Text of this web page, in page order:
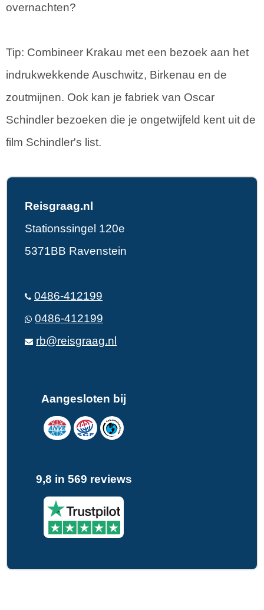
overnachten?
Tip: Combineer Krakau met een bezoek aan het
indrukwekkende Auschwitz, Birkenau en de
zoutmijnen. Ook kan je fabriek van Oscar
Schindler bezoeken die je ongetwijfeld kent uit de
film Schindler's list.
Reisgraag.nl
Stationssingel 120e
5371BB Ravenstein
0486-412199
0486-412199
rb@reisgraag.nl
Aangesloten bij
9,8 in 569 reviews